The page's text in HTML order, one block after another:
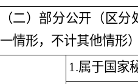
（二）部分公开（区
一情形，不计其他情形
1.属于国家